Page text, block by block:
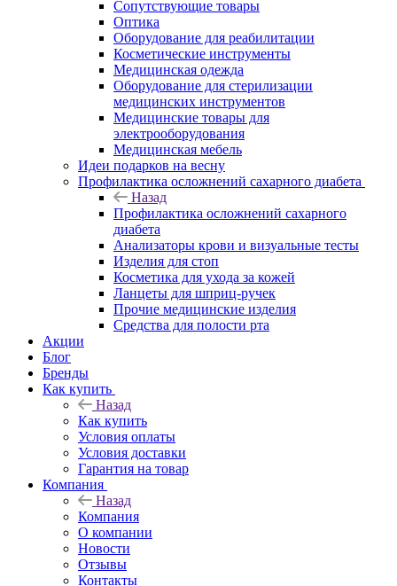
Сопутствующие товары
Оптика
Оборудование для реабилитации
Косметические инструменты
Медицинская одежда
Оборудование для стерилизации
медицинских инструментов
Медицинские товары для
электрооборудования
Медицинская мебель
Идеи подарков на весну
Профилактика осложнений сахарного диабета
Назад
Профилактика осложнений сахарного
диабета
Анализаторы крови и визуальные тесты
Изделия для стоп
Косметика для ухода за кожей
Ланцеты для шприц-ручек
Прочие медицинские изделия
Средства для полости рта
Акции
Блог
Бренды
Как купить
Назад
Как купить
Условия оплаты
Условия доставки
Гарантия на товар
Компания
Назад
Компания
О компании
Новости
Отзывы
Контакты